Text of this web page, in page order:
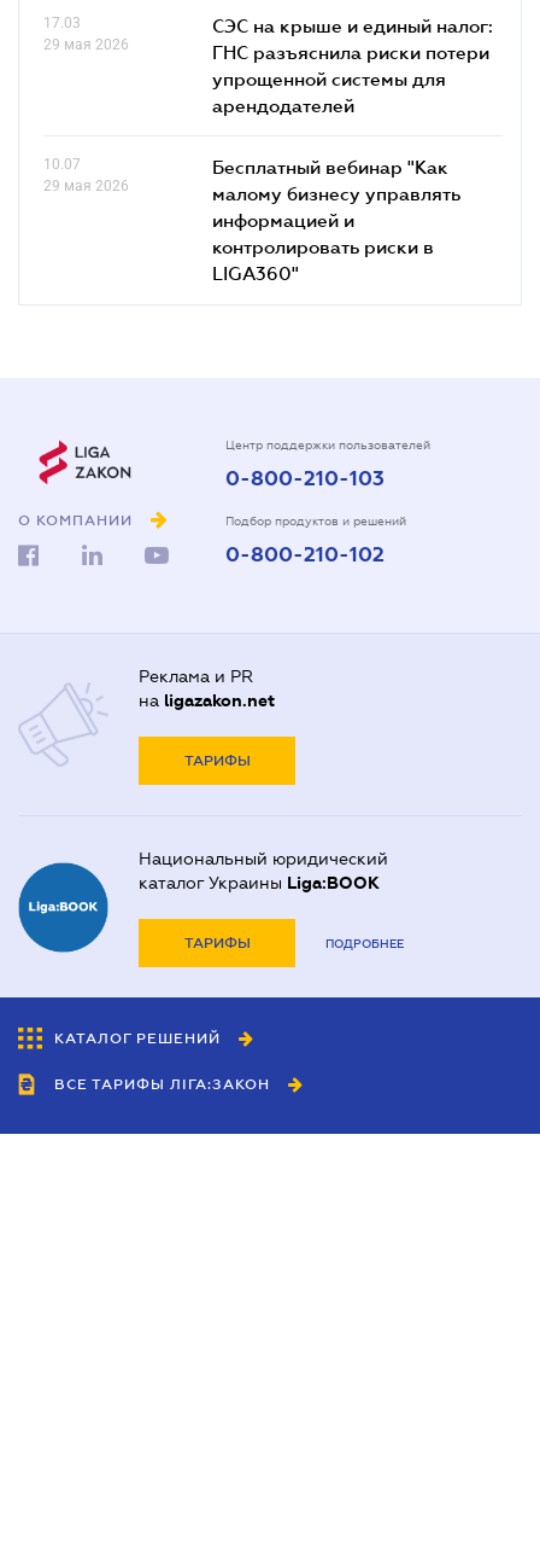
17.03
29 мая 2026
СЭС на крыше и единый налог:
ГНС разъяснила риски потери
упрощенной системы для
арендодателей
10.07
29 мая 2026
Бесплатный вебинар "Как
малому бизнесу управлять
информацией и
контролировать риски в
LIGA360"
О КОМПАНИИ
Центр поддержки пользователей
0-800-210-103
Подбор продуктов и решений
0-800-210-102
Реклама и PR
на ligazakon.net
ТАРИФЫ
Национальный юридический
каталог Украины Liga:BOOK
ТАРИФЫ ПОДРОБНЕЕ
КАТАЛОГ РЕШЕНИЙ
ВСЕ ТАРИФЫ ЛІГА:ЗАКОН